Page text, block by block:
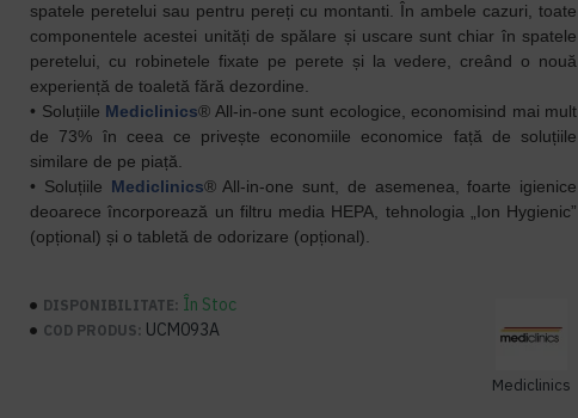
spatele peretelui sau pentru pereți cu montanti. În ambele cazuri, toate
componentele acestei unități de spălare și uscare sunt chiar în spatele
peretelui, cu robinetele fixate pe perete și la vedere, creând o nouă
experiență de toaletă fără dezordine.
• Soluțiile Mediclinics® All-in-one sunt ecologice, economisind mai mult
de 73% în ceea ce privește economiile economice față de soluțiile
similare de pe piață.
• Soluțiile Mediclinics® All-in-one sunt, de asemenea, foarte igienice
deoarece încorporează un filtru media HEPA, tehnologia „Ion Hygienic”
(opțional) și o tabletă de odorizare (opțional).
DISPONIBILITATE: În Stoc
COD PRODUS: UCM093A
Mediclinics